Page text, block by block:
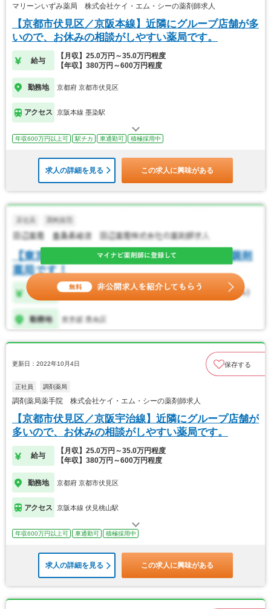
マリーンいずみ薬局 株式会社ケイ・エム・シーの薬剤師求人
【京都市伏見区／京阪本線】近隣にグループ店舗が多
いので、お休みの相談がしやすい薬局です。
給与
【月収】25.0万円～35.0万円程度
【年収】380万円～600万円程度
勤務地 京都府 京都市伏見区
アクセス 京阪本線 墨染駅
年収600万円以上可 駅チカ 車通勤可 積極採用中
求人の詳細を見る この求人に興味がある
更新日：2022年10月4日 保存する
正社員 調剤薬局
調剤薬局薬手院 株式会社ケイ・エム・シーの薬剤師求人
【京都市伏見区／京阪宇治線】近隣にグループ店舗が
多いので、お休みの相談がしやすい薬局です。
給与
【月収】25.0万円～35.0万円程度
【年収】380万円～600万円程度
勤務地 京都府 京都市伏見区
アクセス 京阪本線 伏見桃山駅
年収600万円以上可 車通勤可 積極採用中
求人の詳細を見る この求人に興味がある